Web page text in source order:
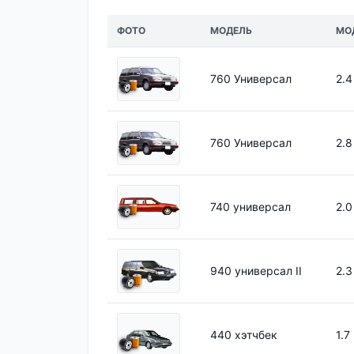
ФОТО МОДЕЛЬ
760 Универсал
760 Универсал 2.8
740 универсал 2.0
940 универсал II 2.3
440 хэтчбек 1.7